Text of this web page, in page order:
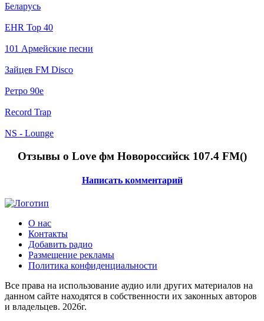
Беларусь
EHR Top 40
101 Армейские песни
Зайцев FM Disco
Ретро 90е
Record Trap
NS - Lounge
Отзывы о Love фм Новороссийск 107.4 FM()
Написать комментарий
О нас
Контакты
Добавить радио
Размещение рекламы
Политика конфиденциальности
Все права на использование аудио или других материалов на
данном сайте находятся в собственности их законных авторов
и владельцев. 2026г.